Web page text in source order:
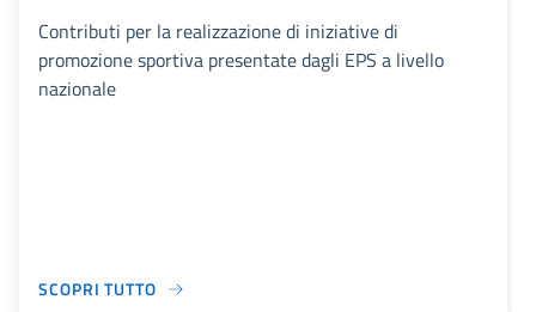
Contributi per la realizzazione di iniziative di
promozione sportiva presentate dagli EPS a livello
nazionale
SCOPRI TUTTO